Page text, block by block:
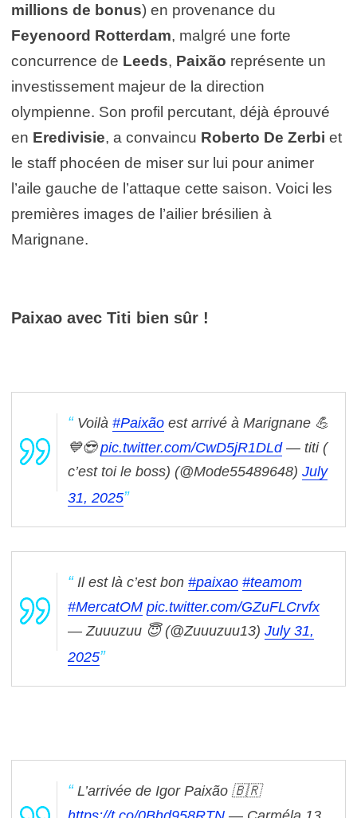
millions de bonus) en provenance du
Feyenoord Rotterdam, malgré une forte
concurrence de Leeds, Paixão représente un
investissement majeur de la direction
olympienne. Son profil percutant, déjà éprouvé
en Eredivisie, a convaincu Roberto De Zerbi et
le staff phocéen de miser sur lui pour animer
l’aile gauche de l’attaque cette saison. Voici les
premières images de l’ailier brésilien à
Marignane.
Paixao avec Titi bien sûr !
Voilà #Paixão est arrivé à Marignane 💪
💙😎pic.twitter.com/CwD5jR1DLd — titi (
c’est toi le boss) (@Mode55489648) July
31, 2025
Il est là c’est bon #paixao #teamom
#MercatOM pic.twitter.com/GZuFLCrvfx
— Zuuuzuu 😇 (@Zuuuzuu13) July 31,
2025
L’arrivée de Igor Paixão 🇧🇷